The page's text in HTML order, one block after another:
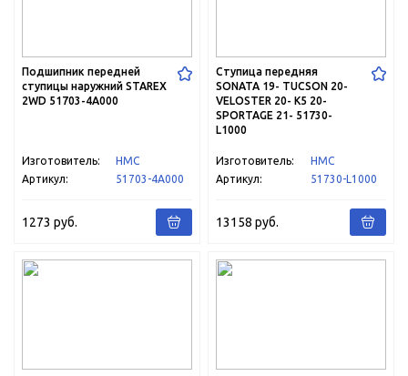
Подшипник передней
ступицы наружний STAREX
2WD 51703-4A000
Изготовитель:
HMC
Артикул:
51703-4A000
1273 руб.
Ступица передняя
SONATA 19- TUCSON 20-
VELOSTER 20- K5 20-
SPORTAGE 21- 51730-
L1000
Изготовитель:
HMC
Артикул:
51730-L1000
13158 руб.